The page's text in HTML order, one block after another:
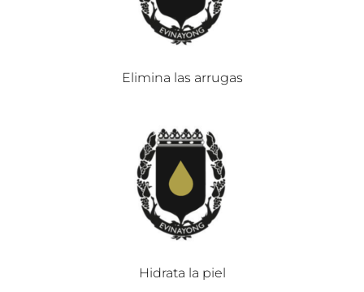
Elimina las arrugas
Hidrata la piel